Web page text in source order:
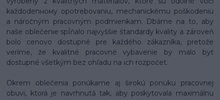
každodenному opotrebovaniu, mechanickému poškodeniu
a náročným pracovným podmienkam. Dbáme na to, aby
naše oblečenie spĺňalo najvyššie štandardy kvality a zároveň
bolo cenovo dostupné pre každého zákazníka, pretože
veríme, že kvalitné pracovné vybavenie by malo byť
dostupné všetkým bez ohľadu na ich rozpočet.
Okrem oblečenia ponúkame aj širokú ponuku pracovnej
obuvi, ktorá je navrhnutá tak, aby poskytovala maximálnu